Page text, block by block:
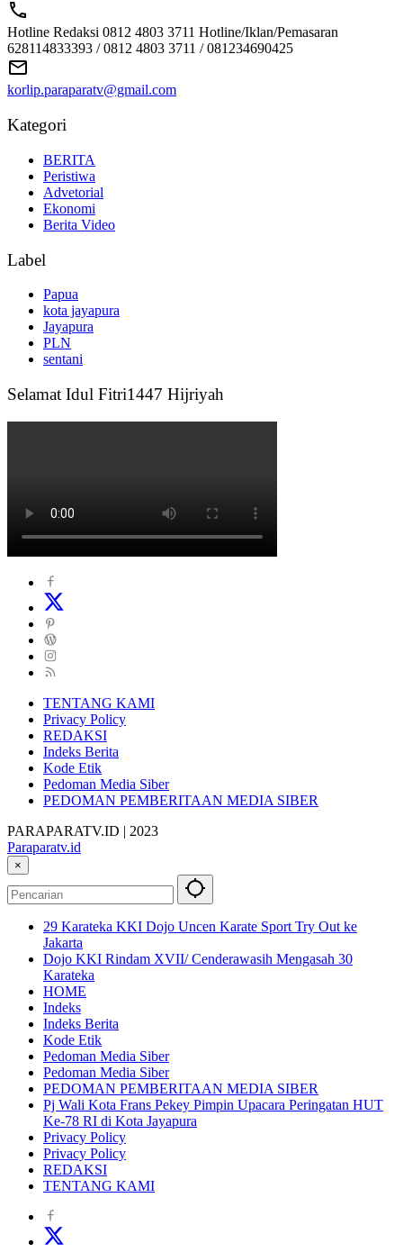
Hotline Redaksi 0812 4803 3711 Hotline/Iklan/Pemasaran
628114833393 / 0812 4803 3711 / 081234690425
korlip.paraparatv@gmail.com
Kategori
BERITA
Peristiwa
Advetorial
Ekonomi
Berita Video
Label
Papua
kota jayapura
Jayapura
PLN
sentani
Selamat Idul Fitri1447 Hijriyah
TENTANG KAMI
Privacy Policy
REDAKSI
Indeks Berita
Kode Etik
Pedoman Media Siber
PEDOMAN PEMBERITAAN MEDIA SIBER
PARAPARATV.ID | 2023
Paraparatv.id
Jendela
Papua
×
29 Karateka KKI Dojo Uncen Karate Sport Try Out ke
Jakarta
Dojo KKI Rindam XVII/ Cenderawasih Mengasah 30
Karateka
HOME
Indeks
Indeks Berita
Kode Etik
Pedoman Media Siber
Pedoman Media Siber
PEDOMAN PEMBERITAAN MEDIA SIBER
Pj Wali Kota Frans Pekey Pimpin Upacara Peringatan HUT
Ke-78 RI di Kota Jayapura
Privacy Policy
Privacy Policy
REDAKSI
TENTANG KAMI